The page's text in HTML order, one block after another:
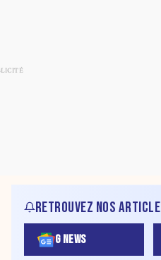
RETROUVEZ NOS
G NEWS